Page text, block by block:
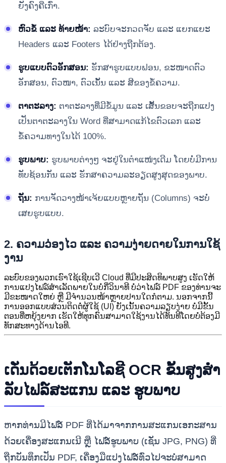
ຍັງຄົງຄືເກົ່າ.
ຫົວຂໍ້ ແລະ ທ້າຍໜ້າ: ລະບົບຈະກວດຈັບ ແລະ ແຍກແຍະ
Headers ແລະ Footers ໄດ້ຢ່າງຖືກຕ້ອງ.
ຮູບແບບຕົວອັກສອນ: ຮັກສາຮູບແບບຟອນ, ຂະໜາດຕົວ
ອັກສອນ, ຕົວໜາ, ຕົວເນັ້ນ ແລະ ສີຂອງຂໍ້ຄວາມ.
ຕາຕະລາງ: ຕາຕະລາງທີ່ມີຂໍ້ມູນ ແລະ ເສັ້ນຂອບຈະຖືກແປງ
ເປັນຕາຕະລາງໃນ Word ທີ່ສາມາດແກ້ໄຂຕົວເລກ ແລະ
ຂໍ້ຄວາມທາງໃນໄດ້ 100%.
ຮູບພາບ: ຮູບພາບຕ່າງໆ ຈະຢູ່ໃນຕໍາແໜ່ງເດີມ ໂດຍບໍ່ມີການ
ທັບຊ້ອນກັນ ແລະ ຮັກສາຄວາມລະອຽດສູງສຸດຂອງພາບ.
ຖັນ: ການຈັດວາງໜ້າເຈ້ຍແບບຫຼາຍຖັນ (Columns) ຈະບໍ່
ເສຍຮູບແບບ.
2. ຄວາມວ່ອງໄວ ແລະ ຄວາມງ່າຍດາຍໃນການໃຊ້
ງານ
ລະບົບຂອງພວກເຮົາໃຊ້ເຊີບເວີ Cloud ທີ່ມີປະສິດທິພາບສູງ ເຮັດໃຫ້
ການແປງໄຟລ໌ສໍາເລັດພາຍໃນບໍ່ກີ່ວິນາທີ ບໍ່ວ່າໄຟລ໌ PDF ຂອງທ່ານຈະ
ມີຂະໜາດໃຫຍ່ ຫຼື ມີຈໍານວນໜ້າຫຼາຍປານໃດກໍຕາມ. ນອກຈາກນີ້
ການອອກແບບສ່ວນຕິດຕໍ່ຜູ້ໃຊ້ (UI) ຍັງເນັ້ນຄວາມລຽບງ່າຍ ບໍ່ມີຂັ້ນ
ຕອນທີ່ຫຍຸ້ງຍາກ ເຮັດໃຫ້ທຸກຄົນສາມາດໃຊ້ງານໄດ້ທັນທີໂດຍບໍ່ຕ້ອງມີ
ທັກສະທາງດ້ານໄອທີ.
ເດັ່ນດ້ວຍເຕັກໂນໂລຊີ OCR ຂັ້ນສູງສໍາ
ລັບໄຟລ໌ສະແກນ ແລະ ຮູບພາບ
ຫາກທ່ານມີໄຟລ໌ PDF ທີ່ໄດ້ມາຈາກການສະແກນເອກະສານ
ດ້ວຍເຄື່ອງສະແກນເນີ ຫຼື ໄຟລ໌ຮູບພາບ (ເຊັ່ນ JPG, PNG) ທີ່
ຖືກບັນທຶກເປັນ PDF, ເຄື່ອງມືແປງໄຟລ໌ທົ່ວໄປຈະບໍ່ສາມາດ